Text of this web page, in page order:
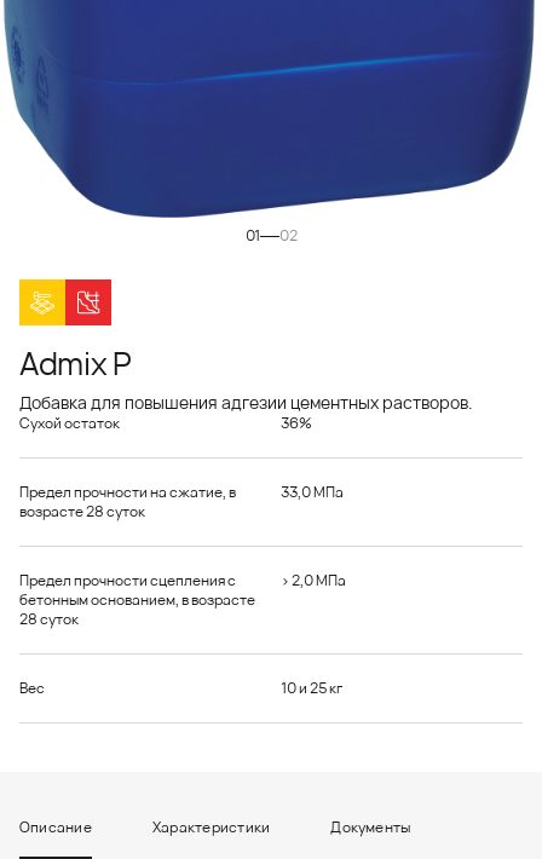
01 02
Admix P
Добавка для повышения адгезии цементных растворов.
Сухой остаток 36%
Предел прочности на сжатие, в
возрасте 28 суток
33,0 МПа
Предел прочности сцепления с
бетонным основанием, в возрасте
28 суток
> 2,0 МПа
Вес 10 и 25 кг
Описание Характеристики Документы